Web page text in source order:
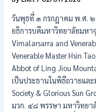
วันพุธที่ ๑ กรกฎาคม พ.ศ.
อธิการบดีมหาวิทยาลัยมหา
Vimalarsarra and
Venerable Master Hsin
Abbot of Ling Jiou
เป็นประธานในพิธีถวายแล
Society & Glorious Sun
มวก. ๔๘ พรรษา มหาวิทยา